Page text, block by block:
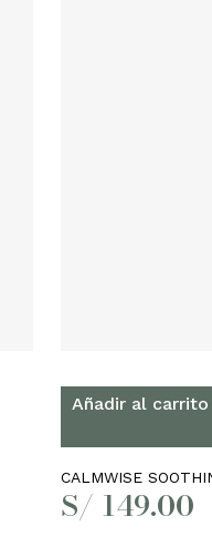
Añadir al carrito
CALMWISE
S/ 149.00